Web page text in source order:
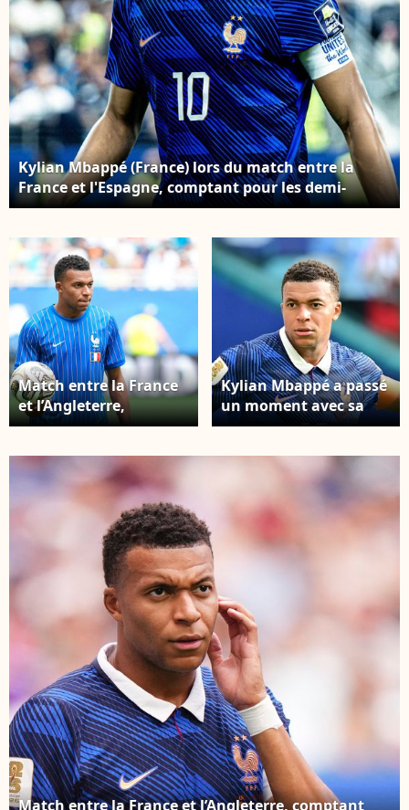
Kylian Mbappé (France) lors du match entre la
France et l'Espagne, comptant pour les demi-
finales de la Coupe du monde de la FIFA 2026,
Imago/PsnewZ/Bestimage
Match entre la France
et l’Angleterre,
comptant pour la
classement pour la 3e
place de la Coupe du
monde de la FIFA 2026,
disputé au Miami
Stadium, à Miami,
dans l’après-midi du
samedi 18 juillet 2026.
(© SPP / Psnewz /
Bestimage)
Kylian Mbappé a passé
un moment avec sa
mère Fayza Lamari et
boutique parisienne de
la Maison Messika.
Match entre la France
comptant pour la
rencontre de
place de la Coupe du
monde de la FIFA 2026,
disputé au Miami
Stadium, à Miami. (©
SPP / Psnewz /
Bestimage)
Match entre la France et l’Angleterre, comptant